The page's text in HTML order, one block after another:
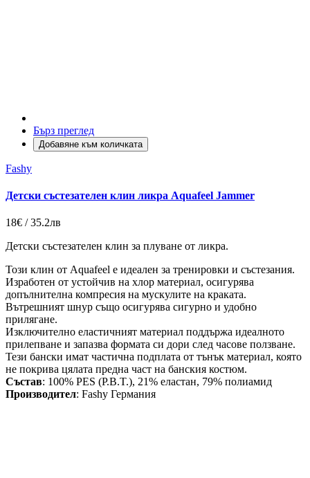
Бърз преглед
Добавяне към количката
Fashy
Детски състезателен клин ликра Aquafeel Jammer
18€ / 35.2лв
Детски състезателен клин за плуване от ликра.
Този клин от Aquafeel е идеален за тренировки и състезания.
Изработен от устойчив на хлор материал, осигурява
допълнителна компресия на мускулите на краката.
Вътрешният шнур също осигурява сигурно и удобно
прилягане.
Изключително еластичният материал поддържа идеалното
прилепване и запазва формата си дори след часове ползване.
Тези бански имат частична подплата от тънък материал, която
не покрива цялата предна част на банския костюм.
Състав: 100% PES (P.B.T.), 21% еластан, 79% полиамид
Производител: Fashy Германия